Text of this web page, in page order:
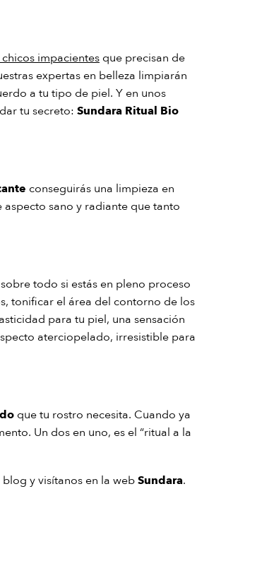
impacientes que precisan de
expertas en belleza limpiarán
a tu tipo de piel. Y en unos
tu secreto: Sundara Ritual Bio
conseguirás una limpieza en
sano y radiante que tanto
todo si estás en pleno proceso
tonificar el área del contorno de los
para tu piel, una sensación
aterciopelado, irresistible para
que tu rostro necesita. Cuando ya
Un dos en uno, es el “ritual a la
y visítanos en la webSundara.